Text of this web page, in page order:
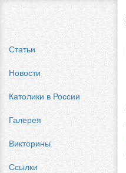
Статьи
Новости
Католики в России
Галерея
Викторины
Ссылки